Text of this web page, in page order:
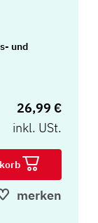
und
26,99 €
inkl. USt.
merken